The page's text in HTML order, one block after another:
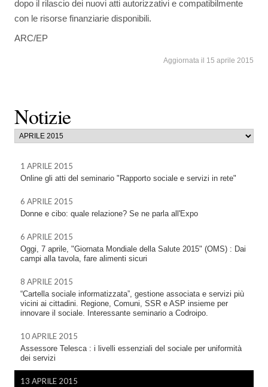
Notizie
1 APRILE 2015
Online gli atti del seminario "Rapporto sociale e servizi in rete"
6 APRILE 2015
Donne e cibo: quale relazione? Se ne parla all'Expo
6 APRILE 2015
Oggi, 7 aprile, "Giornata Mondiale della Salute 2015" (OMS) : Dai
campi alla tavola, fare alimenti sicuri
8 APRILE 2015
“Cartella sociale informatizzata”, gestione associata e servizi più
vicini ai cittadini. Regione, Comuni, SSR e ASP insieme per
innovare il sociale. Interessante seminario a Codroipo.
10 APRILE 2015
Assessore Telesca : i livelli essenziali del sociale per uniformità
dei servizi
13 APRILE 2015
dopo il rilascio dei nuovi atti autorizzativi e compatibilmente
con le risorse finanziarie disponibili.
ARC/EP
Aggiornata il 15 aprile 2015